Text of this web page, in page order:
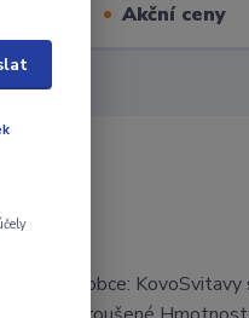
Akční ceny
Český výrobce: